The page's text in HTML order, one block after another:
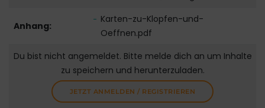
Anhang:
Karten-zu-Klopfen-und-
Oeffnen.pdf
Du bist nicht angemeldet. Bitte melde dich an um Inhalte
zu speichern und herunterzuladen.
JETZT ANMELDEN / REGISTRIEREN